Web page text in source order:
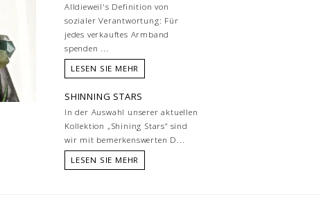
Alldieweil's Definition von
sozialer Verantwortung: Für
jedes verkauftes Armband
spenden ...
LESEN SIE MEHR
SHINNING STARS
In der Auswahl unserer aktuellen
Kollektion „Shining Stars“ sind
wir mit bemerkenswerten D...
LESEN SIE MEHR